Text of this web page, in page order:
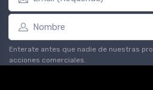
Enterate antes que nadie de nuestras
acciones comerciales.